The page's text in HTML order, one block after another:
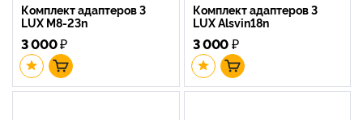
Комплект адаптеров 3
LUX M8-23n
3 000₽
Комплект адаптеров 3
LUX Alsvin18n
3 000₽